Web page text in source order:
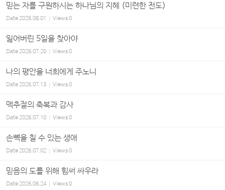
믿는 자를 구원하시는 하나님의 지혜 (미련한 전도)
Date2026.08.01 Views0
잃어버린 5일을 찾아야
Date2026.07.20 Views0
나의 평안을 너희에게 주노니
Date2026.07.13 Views0
맥추절의 축복과 감사
Date2026.07.10 Views0
손뼉을 칠 수 있는 생애
Date2026.07.02 Views0
믿음의 도를 위해 힘써 싸우라
Date2026.06.24 Views0